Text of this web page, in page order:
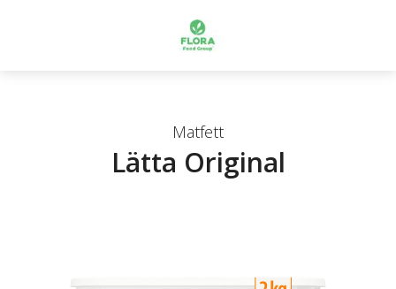
Matfett
Lätta Original